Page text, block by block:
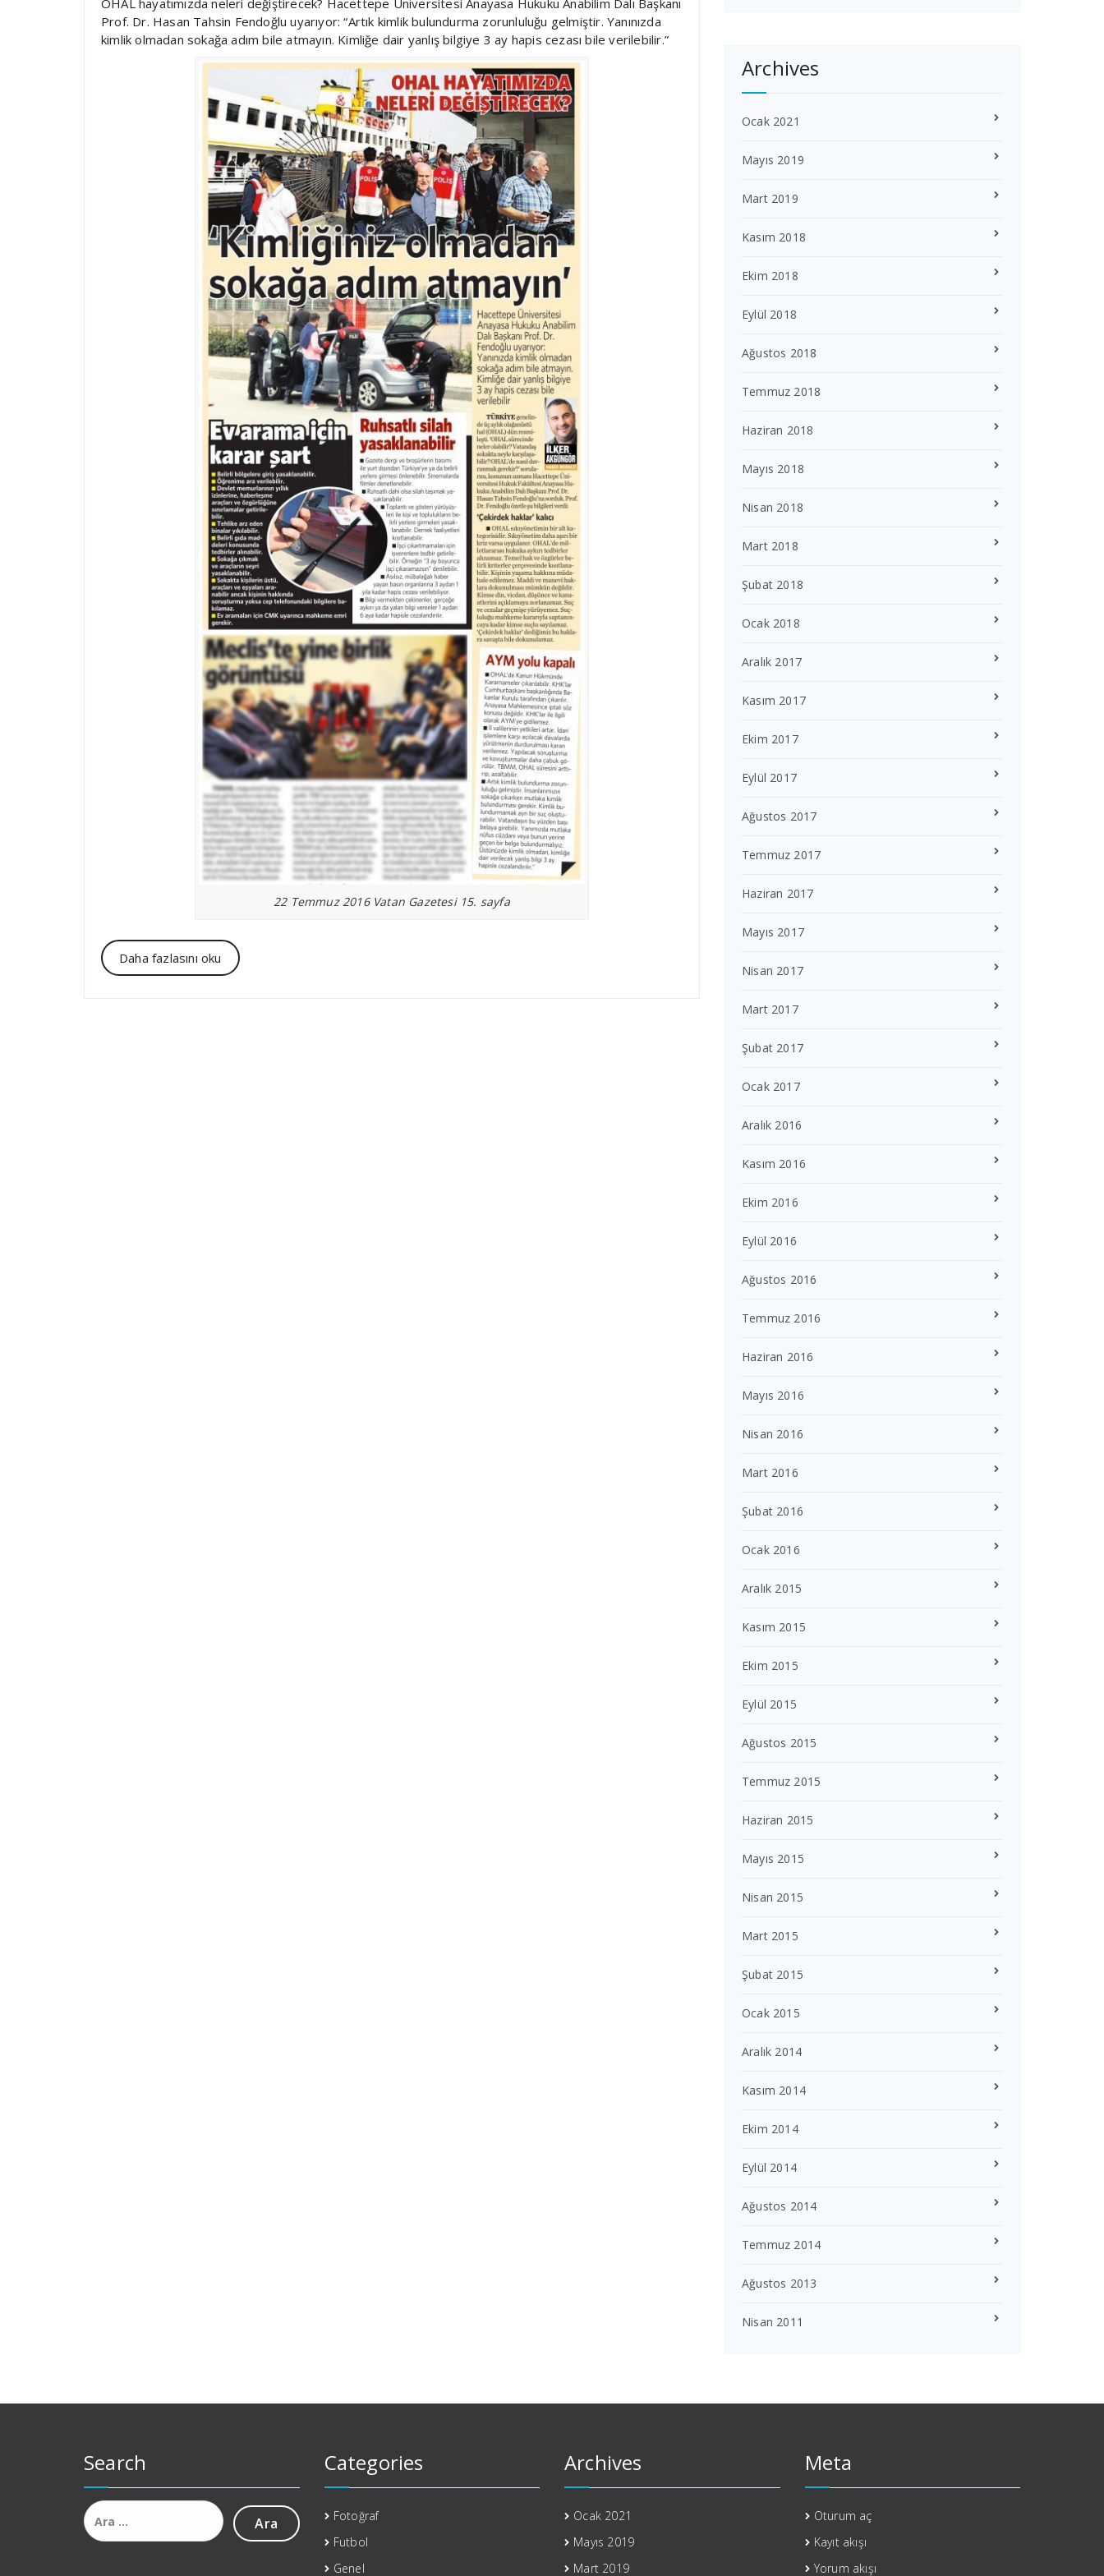
OHAL hayatımızda neleri değiştirecek? Hacettepe Üniversitesi Anayasa Hukuku Anabilim Dalı Başkanı
Prof. Dr. Hasan Tahsin Fendoğlu uyarıyor: “Artık kimlik bulundurma zorunluluğu gelmiştir. Yanınızda
kimlik olmadan sokağa adım bile atmayın. Kimliğe dair yanlış bilgiye 3 ay hapis cezası bile verilebilir.”
22 Temmuz 2016 Vatan Gazetesi 15. sayfa
Daha fazlasını oku
Archives
Ocak 2021
Mayıs 2019
Mart 2019
Kasım 2018
Ekim 2018
Eylül 2018
Ağustos 2018
Temmuz 2018
Haziran 2018
Mayıs 2018
Nisan 2018
Mart 2018
Şubat 2018
Ocak 2018
Aralık 2017
Kasım 2017
Ekim 2017
Eylül 2017
Ağustos 2017
Temmuz 2017
Haziran 2017
Mayıs 2017
Nisan 2017
Mart 2017
Şubat 2017
Ocak 2017
Aralık 2016
Kasım 2016
Ekim 2016
Eylül 2016
Ağustos 2016
Temmuz 2016
Haziran 2016
Mayıs 2016
Nisan 2016
Mart 2016
Şubat 2016
Ocak 2016
Aralık 2015
Kasım 2015
Ekim 2015
Eylül 2015
Ağustos 2015
Temmuz 2015
Haziran 2015
Mayıs 2015
Nisan 2015
Mart 2015
Şubat 2015
Ocak 2015
Aralık 2014
Kasım 2014
Ekim 2014
Eylül 2014
Ağustos 2014
Temmuz 2014
Ağustos 2013
Nisan 2011
Search
Arama:
Categories
Fotoğraf
Futbol
Genel
Archives
Ocak 2021
Mayıs 2019
Mart 2019
Meta
Oturum aç
Kayıt akışı
Yorum akışı